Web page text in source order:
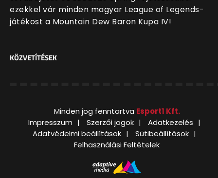
ezekkel vár minden magyar League of Legends-
játékost a Mountain Dew Baron Kupa IV!
KÖZVETÍTÉSEK
Minden jog fenntartva Esport1 Kft.
Impresszum
Szerzői jogok
Adatkezelés
Adatvédelmi beállítások
Sütibeállítások
Felhasználási Feltételek